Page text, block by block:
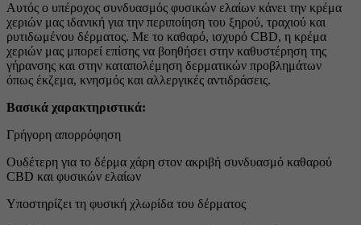
Αυτός ο υπέροχος συνδυασμός φυσικών ελαίων κάνει την κρέμα
χεριών μας ιδανική για την περιποίηση του ξηρού, τραχιού και
ρυτιδωμένου δέρματος. Με το καθαρό, ισχυρό CBD, η κρέμα
χεριών μας μπορεί επίσης να βοηθήσει στην καθυστέρηση της
γήρανσης και στην καταπολέμηση δερματικών προβλημάτων
όπως έκζεμα, κνησμός και αλλεργικές αντιδράσεις.
Βασικά χαρακτηριστικά:
Γρήγορη απορρόφηση
Ουδέτερη για το δέρμα χάρη στον ακριβή συνδυασμό καθαρού
CBD και φυσικών ελαίων
Υποστηρίζει τη φυσική χλωρίδα του δέρματος